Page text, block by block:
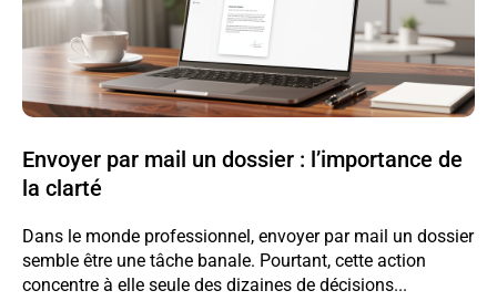
Envoyer par mail un dossier : l’importance de
la clarté
Dans le monde professionnel, envoyer par mail un dossier
semble être une tâche banale. Pourtant, cette action
concentre à elle seule des dizaines de décisions...